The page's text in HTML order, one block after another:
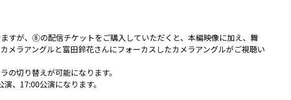
すが、⑧の配信チケットをご購入していただくと、本編映像に加え、舞
メラアングルと富田鈴花さんにフォーカスしたカメラアングルがご視聴い
の切り替えが可能になります。
、17:00公演になります。